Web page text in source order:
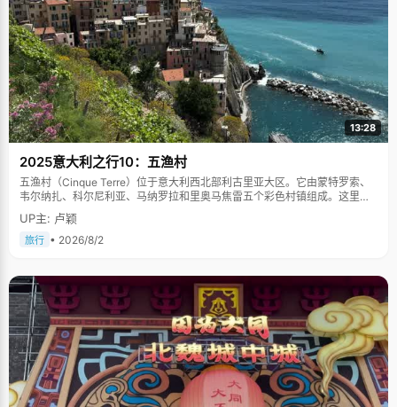
13:28
2025意大利之行10：五渔村
五渔村（Cinque Terre）位于意大利西北部利古里亚大区。它由蒙特罗索、
韦尔纳扎、科尔尼利亚、马纳罗拉和里奥马焦雷五个彩色村镇组成。这里依
山傍海，房屋色彩斑斓，1997年被列为世界文化遗产。
UP主: 卢颖
旅行 • 2026/8/2